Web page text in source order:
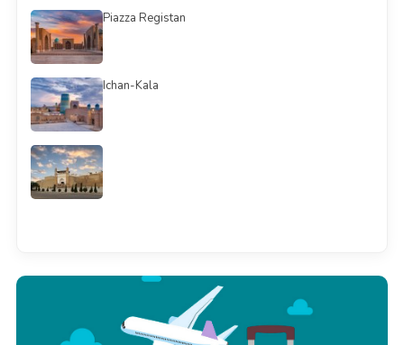
Piazza Registan
Ichan-Kala